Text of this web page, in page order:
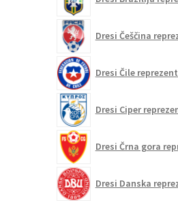
Dresi Češčina
Dresi Čile
Dresi Ciper
Dresi Črna gora
Dresi Danska